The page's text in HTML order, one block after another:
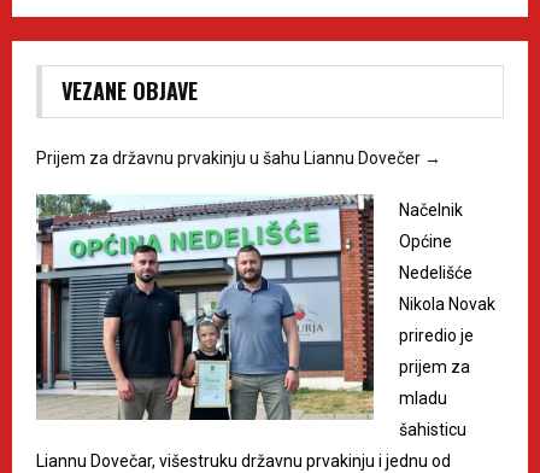
VEZANE OBJAVE
Prijem za državnu prvakinju u šahu Liannu Dovečer →
Načelnik
Općine
Nedelišće
Nikola Novak
priredio je
prijem za
mladu
šahisticu
Liannu Dovečar, višestruku državnu prvakinju i jednu od